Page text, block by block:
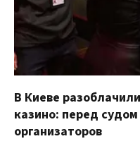
В Киеве
казино: перед
организаторов